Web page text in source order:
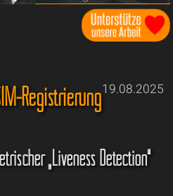
19.08.2025
Registrierung
„Liveness Detection“